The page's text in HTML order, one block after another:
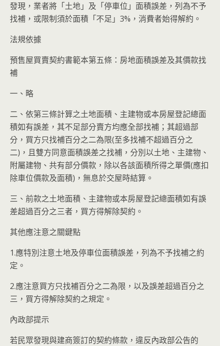
發現，業者將「土地」及「停車位」面積誤差，列為不予
找補，或限制須於面積「不足」3%，消費者始得解約。
法規依據
預售屋買賣契約書範本第五條：房地面積誤差及其價款找
補
一、略
二、依第三條計算之土地面積、主建物或本房屋登記總面
積如有誤差，其不足部分賣方均應全部找補；其超過部
分，買方只找補百分之二為限(至多找補不超過百分之
二)，且雙方同意面積誤差之找補，分別以土地、主建物、
附屬建物、共有部分價款，除以各該面積所得之單價(應扣
除車位價款及面積)，無息於交屋時結算。
三、前款之土地面積、主建物或本房屋登記總面積如有誤
差超過百分之三者，買方得解除契約。
其他應注意之關鍵點
1.應特別注意土地及停車位面積誤差，列為不予找補之約
定。
2.應注意買方只找補百分之二為限，以及誤差超過百分之
三，買方得解除契約之規定。
內政部提示
若民眾發現與建商簽訂的契約條款，違反內政部公告的